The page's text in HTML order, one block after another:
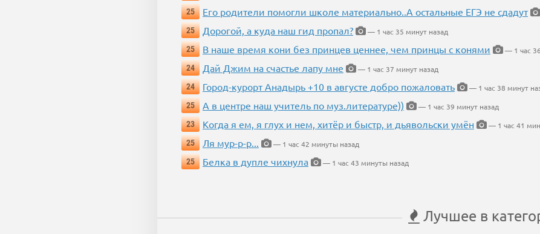
25
Его родители помогли школе материально..А остальные ЕГЭ не сдадут
25
Дорогой, а куда наш гид пропал?
— 1 час 35 минут назад
25
В наше время кони без принцев ценнее, чем принцы с конями
— 1 час
24
Дай Джим на счастье лапу мне
— 1 час 37 минут назад
24
Город-курорт Анадырь +10 в августе добро пожаловать
— 1 час 38 минут
25
А в центре наш учитель по муз.литературе))
— 1 час 39 минут назад
23
Когда я ем, я глух и нем, хитёр и быстр, и дьявольски умён
— 1 час 41
25
Ля мур-р-р...
— 1 час 42 минуты назад
25
Белка в дупле чихнула — 1 час 43 минуты назад
Лучшее в